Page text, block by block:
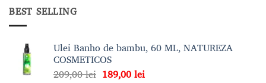
BEST SELLING
Ulei Banho de bambu, 60 ML, NATUREZA
COSMETICOS
209,00lei Prețul
189,00leiPrețul